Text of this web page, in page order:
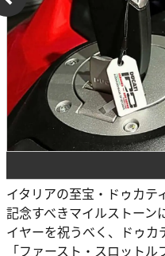
イタリアの至宝・ドゥカテ
記念すべきマイルストーン
イヤーを祝うべく、ドゥ
「ファースト・スロット